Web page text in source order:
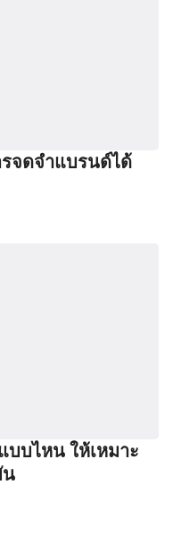
จดจำแบรนด์ได้
บบไหน ให้เหมาะ
น